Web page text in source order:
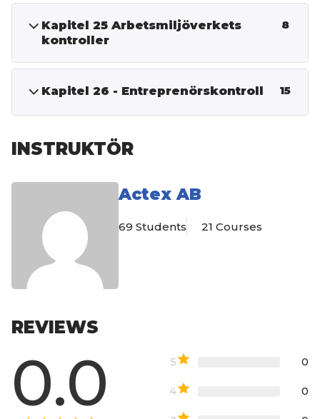
Kapitel 25 Arbetsmiljöverkets
kontroller
8
Kapitel 26 - Entreprenörskontroll 15
INSTRUKTÖR
Actex AB
69 Students 21 Courses
REVIEWS
0.0 5 0
4 0